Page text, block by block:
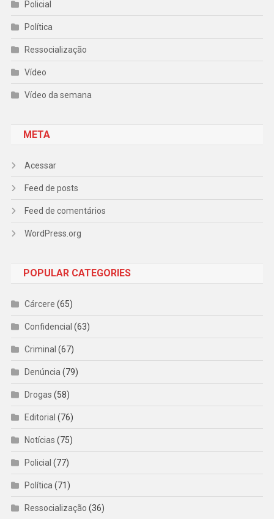
Policial
Política
Ressocialização
Vídeo
Vídeo da semana
META
Acessar
Feed de posts
Feed de comentários
WordPress.org
POPULAR CATEGORIES
Cárcere (65)
Confidencial (63)
Criminal (67)
Denúncia(79)
Drogas (58)
Editorial (76)
Notícias (75)
Policial (77)
Política(71)
Ressocialização (36)